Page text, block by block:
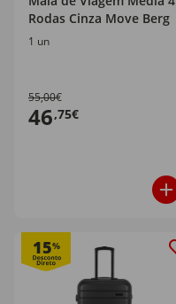
Rodas Cinza Move Berg
1 un
55,00€
46,75€
15%